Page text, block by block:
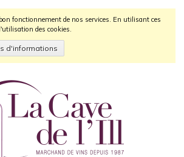
fonctionnement de nos services. En utilisant ces
des cookies.
d'informations